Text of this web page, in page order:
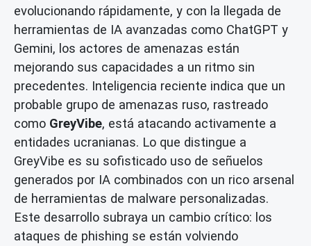
evolucionando rápidamente, y con la llegada de
herramientas de IA avanzadas como ChatGPT y
Gemini, los actores de amenazas están
mejorando sus capacidades a un ritmo sin
precedentes. Inteligencia reciente indica que un
probable grupo de amenazas ruso, rastreado
como GreyVibe, está atacando activamente a
entidades ucranianas. Lo que distingue a
GreyVibe es su sofisticado uso de señuelos
generados por IA combinados con un rico arsenal
de herramientas de malware personalizadas.
Este desarrollo subraya un cambio crítico: los
ataques de phishing se están volviendo